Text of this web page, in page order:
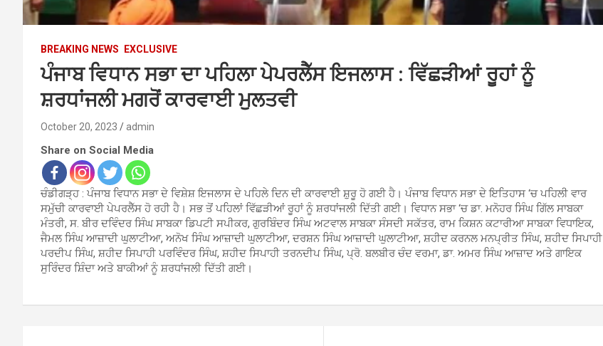
BREAKING NEWS EXCLUSIVE
ਪੰਜਾਬ ਵਿਧਾਨ ਸਭਾ ਦਾ ਪਹਿਲਾ ਪੇਪਰਲੈੱਸ ਇਜਲਾਸ : ਵਿੱਛੜੀਆਂ ਰੂਹਾਂ ਨੂੰ
ਸ਼ਰਧਾਂਜਲੀ ਮਗਰੋਂ ਕਾਰਵਾਈ ਮੁਲਤਵੀ
October 20, 2023 admin
Share on Social Media
ਚੰਡੀਗੜ੍ਹ : ਪੰਜਾਬ ਵਿਧਾਨ ਸਭਾ ਦੇ ਵਿਸ਼ੇਸ਼ ਇਜਲਾਸ ਦੇ ਪਹਿਲੇ ਦਿਨ ਦੀ ਕਾਰਵਾਈ ਸ਼ੁਰੂ ਹੋ ਗਈ ਹੈ। ਪੰਜਾਬ ਵਿਧਾਨ ਸਭਾ ਦੇ ਇਤਿਹਾਸ ‘ਚ ਪਹਿਲੀ ਵਾਰ
ਸਮੁੱਚੀ ਕਾਰਵਾਈ ਪੇਪਰਲੈੱਸ ਹੋ ਰਹੀ ਹੈ। ਸਭ ਤੋਂ ਪਹਿਲਾਂ ਵਿੱਛੜੀਆਂ ਰੂਹਾਂ ਨੂੰ ਸ਼ਰਧਾਂਜਲੀ ਦਿੱਤੀ ਗਈ। ਵਿਧਾਨ ਸਭਾ ‘ਚ ਡਾ. ਮਨੋਹਰ ਸਿੰਘ ਗਿੱਲ ਸਾਬਕਾ
ਮੰਤਰੀ, ਸ. ਬੀਰ ਦਵਿੰਦਰ ਸਿੰਘ ਸਾਬਕਾ ਡਿਪਟੀ ਸਪੀਕਰ, ਗੁਰਬਿੰਦਰ ਸਿੰਘ ਅਟਵਾਲ ਸਾਬਕਾ ਸੰਸਦੀ ਸਕੱਤਰ, ਰਾਮ ਕਿਸ਼ਨ ਕਟਾਰੀਆ ਸਾਬਕਾ ਵਿਧਾਇਕ,
ਜੈਮਲ ਸਿੰਘ ਆਜ਼ਾਦੀ ਘੁਲਾਟੀਆ, ਅਨੋਖ ਸਿੰਘ ਆਜ਼ਾਦੀ ਘੁਲਾਟੀਆ, ਦਰਸ਼ਨ ਸਿੰਘ ਆਜ਼ਾਦੀ ਘੁਲਾਟੀਆ, ਸ਼ਹੀਦ ਕਰਨਲ ਮਨਪ੍ਰੀਤ ਸਿੰਘ, ਸ਼ਹੀਦ ਸਿਪਾਹੀ
ਪਰਦੀਪ ਸਿੰਘ, ਸ਼ਹੀਦ ਸਿਪਾਹੀ ਪਰਵਿੰਦਰ ਸਿੰਘ, ਸ਼ਹੀਦ ਸਿਪਾਹੀ ਤਰਨਦੀਪ ਸਿੰਘ, ਪ੍ਰੋ. ਬਲਬੀਰ ਚੰਦ ਵਰਮਾ, ਡਾ. ਅਮਰ ਸਿੰਘ ਆਜ਼ਾਦ ਅਤੇ ਗਾਇਕ
ਸੁਰਿੰਦਰ ਸ਼ਿੰਦਾ ਅਤੇ ਬਾਕੀਆਂ ਨੂੰ ਸ਼ਰਧਾਂਜਲੀ ਦਿੱਤੀ ਗਈ।